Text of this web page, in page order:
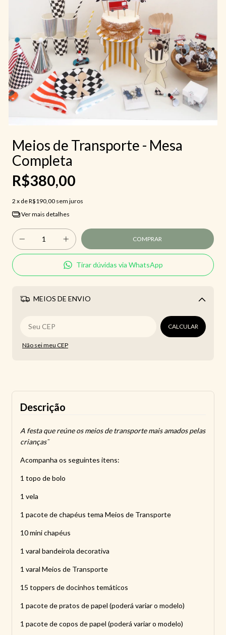
Meios de Transporte - Mesa
Completa
R$380,00
2 x deR$190,00 sem juros
Ver mais detalhes
Tirar dúvidas via WhatsApp
MEIOS DE ENVIO
Alterar CEP
CALCULAR
Não sei meu CEP
Descrição
A festa que reúne os meios de transporte mais amados pelas
crianças˜
Acompanha os seguintes itens:
1 topo de bolo
1 vela
1 pacote de chapéus tema Meios de Transporte
10 mini chapéus
1 varal bandeirola decorativa
1 varal Meios de Transporte
15 toppers de docinhos temáticos
1 pacote de pratos de papel (poderá variar o modelo)
1 pacote de copos de papel (poderá variar o modelo)